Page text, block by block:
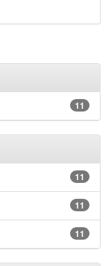
11
11
11
11